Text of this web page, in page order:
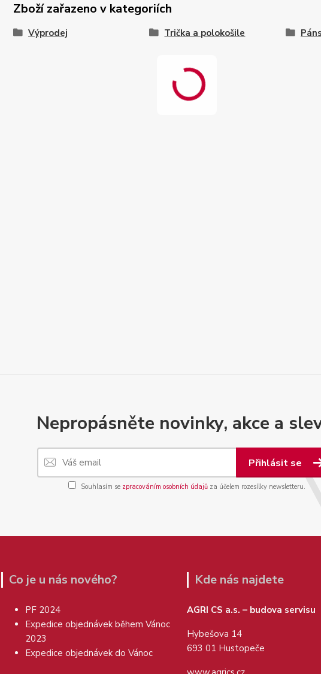
Zboží zařazeno v kategoriích
Výprodej Trička a polokošile
Nepropásněte novinky, akce a
Přihlásit se
Souhlasím se zpracováním osobních údajů za účelem rozesílky newsletteru.
Co je u nás nového?
PF 2024
Expedice objednávek během Vánoc
2023
Expedice objednávek do Vánoc
Kde nás najdete
AGRI CS a.s. – budova servisu
Hybešova 14
693 01 Hustopeče